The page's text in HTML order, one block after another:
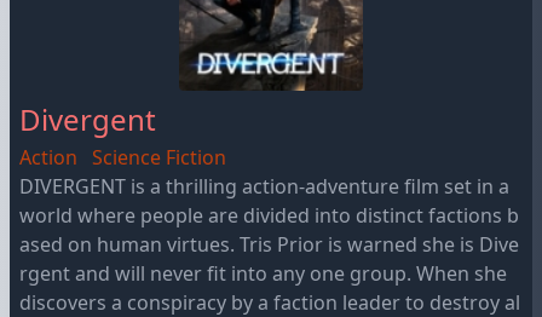
Divergent
Action Science Fiction
DIVERGENT is a thrilling action-adventure film set in a
world where people are divided into distinct factions b
ased on human virtues. Tris Prior is warned she is Dive
rgent and will never fit into any one group. When she
discovers a conspiracy by a faction leader to destroy al